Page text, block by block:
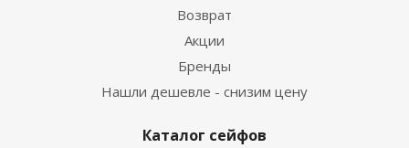
Возврат
Акции
Бренды
Нашли дешевле - снизим цену
Каталог сейфов